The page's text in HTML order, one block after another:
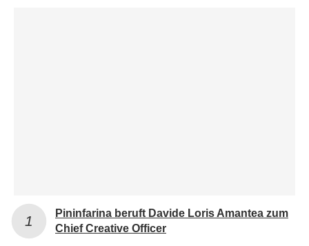
Pininfarina beruft Davide Loris Amantea zum
Chief Creative Officer